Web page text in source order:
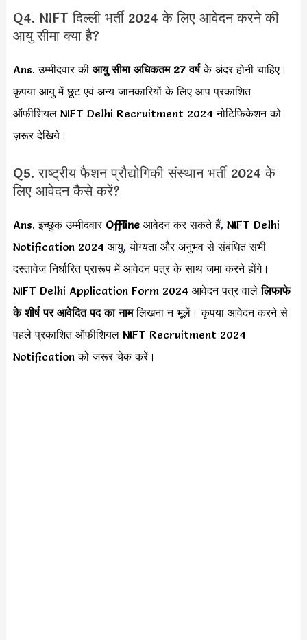
Q4. NIFT दिल्ली भर्ती 2024 के लिए आवेदन करने की
आयु सीमा क्या है?
Ans. उम्मीदवार की आयु सीमा अधिकतम 27 वर्षके अंदर होनी चाहिए।
कृपया आयु में छूट एवं अन्य जानकारियों के लिए आप प्रकाशित
ऑफीशियल NIFT Delhi Recruitment 2024 नोटिफिकेशन को
ज़रूर देखिये।
Q5. राष्ट्रीय फैशन प्रौद्योगिकी संस्थान भर्ती 2024 के
लिए आवेदन कैसे करें?
Ans. इच्छुक उम्मीदवार Offline आवेदन कर सकते हैं, NIFT Delhi
Notification 2024 आयु,योग्यता और अनुभव से संबंधित सभी
दस्तावेज निर्धारित प्रारूप में आवेदन पत्र के साथ जमा करने होंगे।
NIFT Delhi Application Form 2024 आवेदन पत्र वालेलिफाफे
के शीर्ष पर आवेदित पद का नामलिखना न भूलें। कृपया आवेदन करने से
पहले प्रकाशित ऑफीशियल NIFT Recruitment 2024
Notification को जरूर चेक करें।